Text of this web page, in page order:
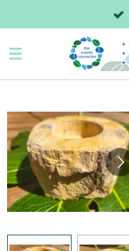
direct
naar